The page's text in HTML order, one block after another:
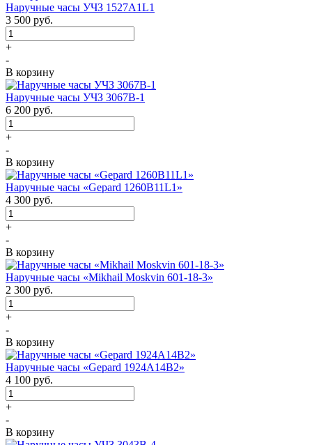
Наручные часы УЧЗ 1527A1L1
3 500 руб.
+
-
В корзину
Наручные часы УЧЗ 3067В-1
6 200 руб.
+
-
В корзину
Наручные часы «Gepard 1260B11L1»
4 300 руб.
+
-
В корзину
Наручные часы «Mikhail Moskvin 601-18-3»
2 300 руб.
+
-
В корзину
Наручные часы «Gepard 1924A14B2»
4 100 руб.
+
-
В корзину